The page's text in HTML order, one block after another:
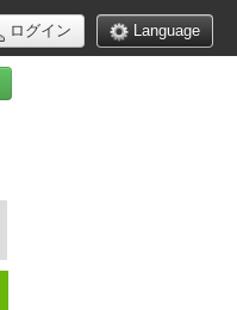
Language
ログイン